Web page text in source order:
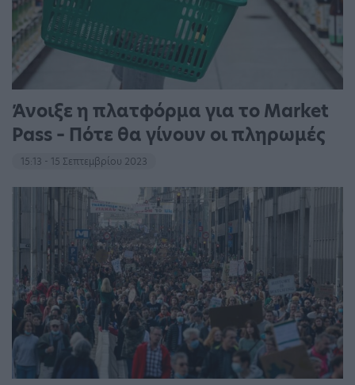
Άνοιξε η πλατφόρμα για το Market
Pass – Πότε θα γίνουν οι πληρωμές
15:13 - 15 Σεπτεμβρίου 2023